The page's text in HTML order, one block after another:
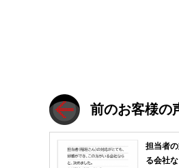
前のお客様の
担当者
る会社